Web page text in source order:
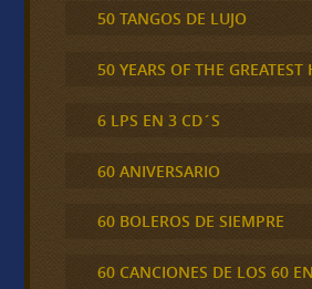
50 TANGOS DE LUJO
50 YEARS OF THE GREATEST
6 LPS EN 3 CD´S
60 ANIVERSARIO
60 BOLEROS DE SIEMPRE
60 CANCIONES DE LOS 60